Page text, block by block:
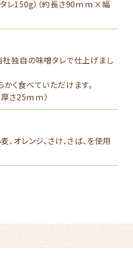
150g）（約長さ90ｍｍ×幅
社独自の味噌タレで仕上げまし
く食べていただけます。
さ25ｍｍ）
レンジ、さけ、さば、を使用